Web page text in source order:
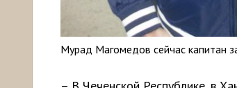
Мурад Магомедов сейчас капитан